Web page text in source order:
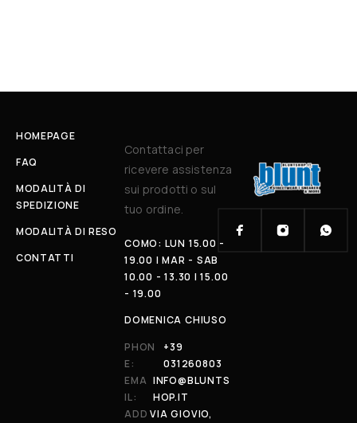
HOMEPAGE
FAQ
MODALITÀ DI
SPEDIZIONE
MODALITÀ DI RESO
CONTATTI
Contattaci per
ricevere assistenza
sui prodotti o sul
tuo ordine.
COMO: LUN 15.00 -
19.00 | MAR - SAB
10.00 - 13.30 | 15.00
- 19.00
DOMENICA CHIUSO
PHON
E:
+39
031260803
EMA
IL:
INFO@BLUNTS
HOP.IT
ADD VIA GIOVIO,